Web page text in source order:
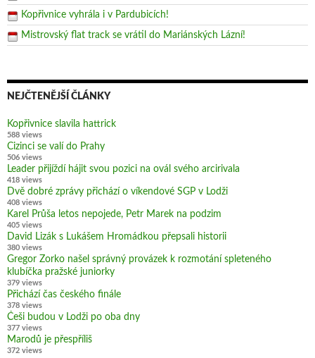
Kopřivnice vyhrála i v Pardubicích!
Mistrovský flat track se vrátil do Mariánských Lázní!
NEJČTENĚJŠÍ ČLÁNKY
Kopřivnice slavila hattrick
588 views
Cizinci se valí do Prahy
506 views
Leader přijíždí hájit svou pozici na ovál svého arcirivala
418 views
Dvě dobré zprávy přichází o víkendové SGP v Lodži
408 views
Karel Průša letos nepojede, Petr Marek na podzim
405 views
David Lizák s Lukášem Hromádkou přepsali historii
380 views
Gregor Zorko našel správný provázek k rozmotání spleteného
klubíčka pražské juniorky
379 views
Přichází čas českého finále
378 views
Češi budou v Lodži po oba dny
377 views
Marodů je přespříliš
372 views